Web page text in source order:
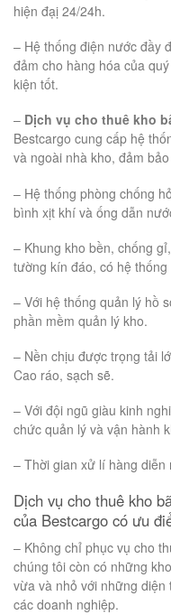
hiện đạị 24/24h.
– Hệ thống điện nước đầy
đảm cho hàng hóa của
kiện tốt.
– Dịch vụ cho thuê kho
Bestcargo cung cấp hệ
và ngoài nhà kho, đảm
– Hệ thống phòng chống
bình xịt khí và ống dẫn
– Khung kho bền, chống
tường kín đáo, có hệ
– Với hệ thống quản lý hồ
phần mềm quản lý kho.
– Nền chịu được trọng tải
Cao ráo, sạch sẽ.
– Với đội ngũ giàu kinh
chức quản lý và vận hành
– Thời gian xử lí hàng diễn
Dịch vụ cho thuê kho
của Bestcargo có ưu
– Không chỉ phục vụ cho
chúng tôi còn có những
vừa và nhỏ với những
các doanh nghiệp.